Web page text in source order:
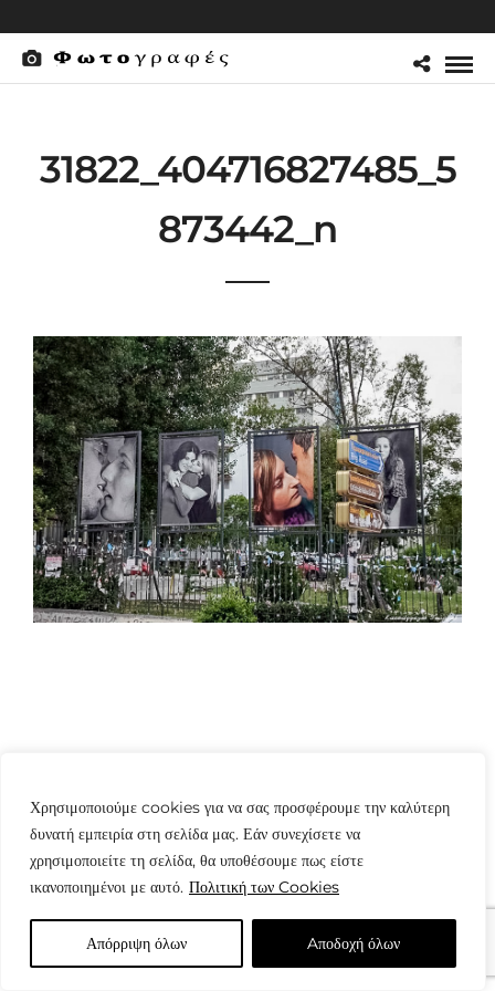
Χρησιμοποιούμε cookies για να σας προσφέρουμε την καλύτερη
δυνατή εμπειρία στη σελίδα μας. Εάν συνεχίσετε να
χρησιμοποιείτε τη σελίδα, θα υποθέσουμε πως είστε
ικανοποιημένοι με αυτό. Πολιτική των Cookies
Απόρριψη όλων Aποδοχή όλων
31822_404716827485_5
873442_n
© Copyright: www.fotografes.gr - Δαμιανός Μωραΐτης